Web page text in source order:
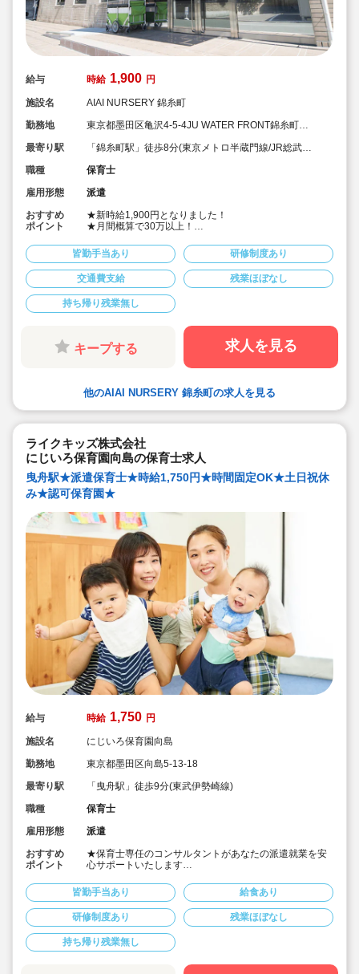
給与 時給 1,900 円
施設名
AIAI NURSERY 錦糸町
勤務地
東京都墨田区亀沢4-5-4JU WATER FRONT錦糸町
最寄り駅
「錦糸町駅」徒歩8分(東京メトロ半蔵門線/JR総武
職種
保育士
雇用形態
派遣
おすすめ
ポイント
★新時給1,900円となりました！
★月間概算で30万以上！
17:30 など週5日程度、平日8時間程度ご勤務できる方
歓迎です
★早番、遅番で勤務したいなど。時間帯は柔軟にご相談
ください
★派遣スタッフの受け入れに慣れている園になりますの
で安心です
★保育士専任のコンサルタントがあなたの派遣就業を安
★英語は遊びを通して専任講師が年齢に応じて対応して
います。異文化にふれることで社会性や国際理解を深め
★食育プログラムとして、食糧生産から消費までの過程
います
★ICT技術を導入し、事務作業や午睡時の安全確認、保護
者の方とのやり取り等を効率化されています
★子どもたち一人一人と向き合った保育を実施していま
す
皆勤手当あり 研修制度あり
交通費支給 残業ほぼなし
持ち帰り残業無し
キープする 求人を見る
他のAIAI NURSERY 錦糸町の求人を見る
ライクキッズ株式会社
にじいろ保育園向島の保育士求人
曳舟駅★派遣保育士★時給1,750円★時間固定OK★土日祝休
み★認可保育園★
給与 時給 1,750 円
施設名
にじいろ保育園向島
勤務地
東京都墨田区向島5-13-18
最寄り駅
「曳舟駅」徒歩9分(東武伊勢崎線)
職種
保育士
雇用形態
派遣
おすすめ
ポイント
★保育士専任のコンサルタントがあなたの派遣就業を安
心サポートいたします
舟駅」徒歩9分の認可保育園です
★時給1,750円、別途交通費支給！
★時間固定＆土日祝休み！
★ワークライフバランス重視してご勤務いただけます
皆勤手当あり 給食あり
研修制度あり 残業ほぼなし
持ち帰り残業無し